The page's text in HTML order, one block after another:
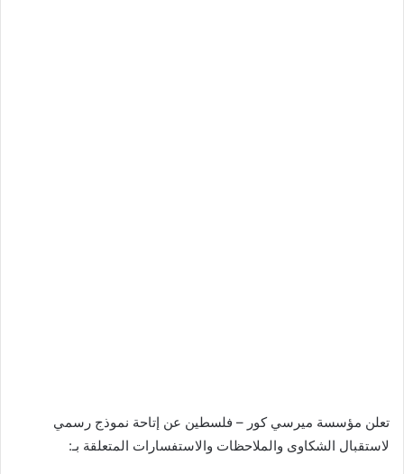
تعلن مؤسسة ميرسي كور – فلسطين عن إتاحة نموذج رسمي
لاستقبال الشكاوى والملاحظات والاستفسارات المتعلقة بـ: